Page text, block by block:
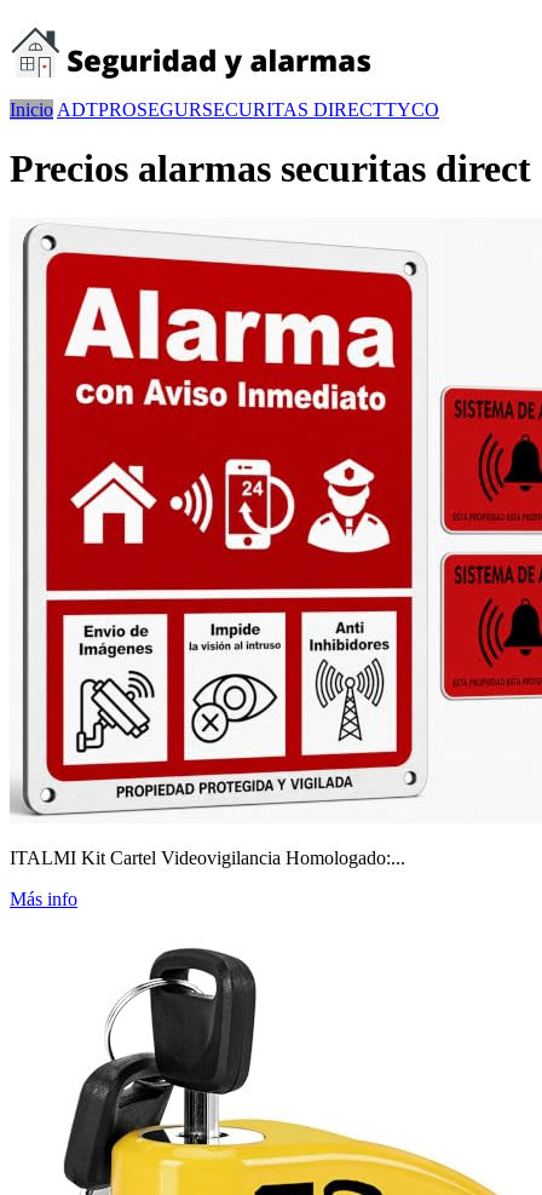
Inicio ADTPROSEGURSECURITAS DIRECTTYCO
Precios alarmas securitas direct
ITALMI Kit Cartel Videovigilancia Homologado:...
Más info